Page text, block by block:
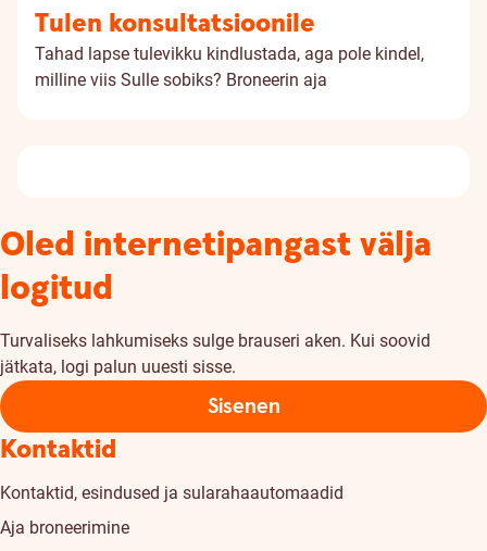
Tulen konsultatsioonile
Tahad lapse tulevikku kindlustada, aga pole kindel,
milline viis Sulle sobiks? Broneerin aja
Oled internetipangast välja
logitud
Turvaliseks lahkumiseks sulge brauseri aken. Kui soovid
jätkata, logi palun uuesti sisse.
Sisenen
Kontaktid
Kontaktid, esindused ja sularahaautomaadid
Aja broneerimine